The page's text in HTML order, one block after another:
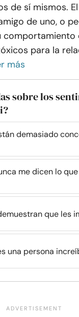
de sí mismos.
de uno, o
comportamiento
para la
más
sobre los
demasiado
me dicen lo
que les
una persona